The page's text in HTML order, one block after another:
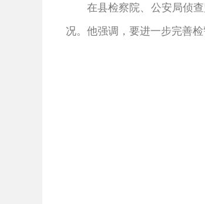
在县检察院、公安局侦
况。他强调，要进一步完善